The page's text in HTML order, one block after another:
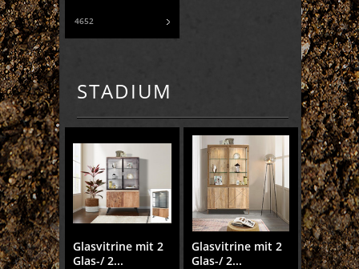
4652
STADIUM
Glasvitrine mit 2
Glas-/ 2...
Glasvitrine mit 2
Glas-/ 2...